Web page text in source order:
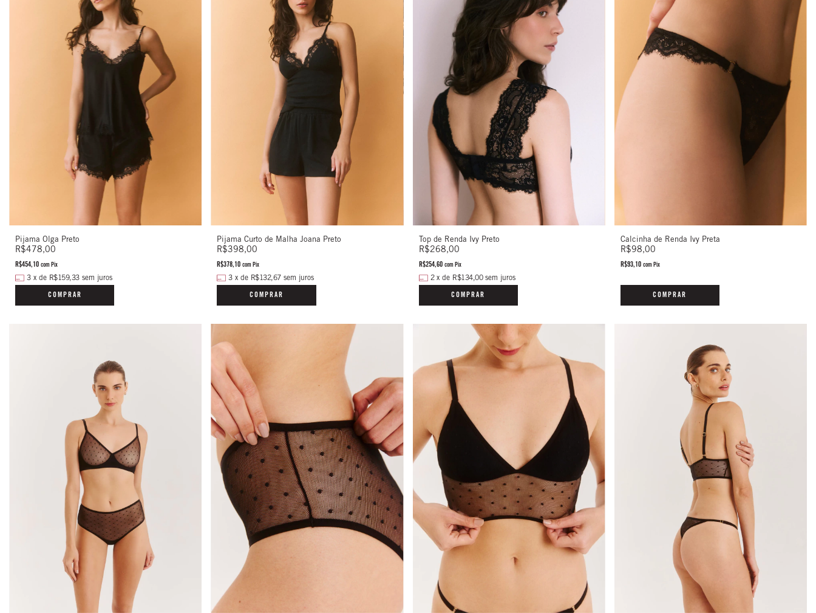
Pijama Olga Preto
R$478,00
R$454,10 com Pix
3 x de R$159,33 sem juros
COMPRAR
Pijama Curto de Malha Joana Preto
R$398,00
R$378,10com Pix
3 x de R$132,67 sem juros
COMPRAR
Top de Renda Ivy Preto
R$268,00
R$254,60 com Pix
2 x de R$134,00 sem juros
COMPRAR
Calcinha de Renda Ivy Preta
R$98,00
R$93,10 com Pix
COMPRAR